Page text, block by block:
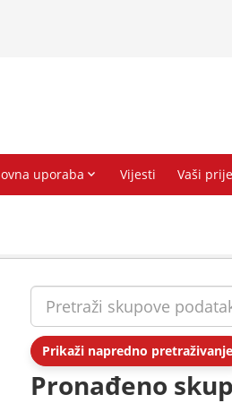
Prikaži napredno pretraživanje
Pronađeno